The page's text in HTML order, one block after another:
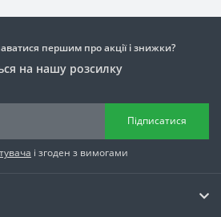
першим про акції і знижки?
на нашу розсилку
Підписатися
і згоден з вимогами